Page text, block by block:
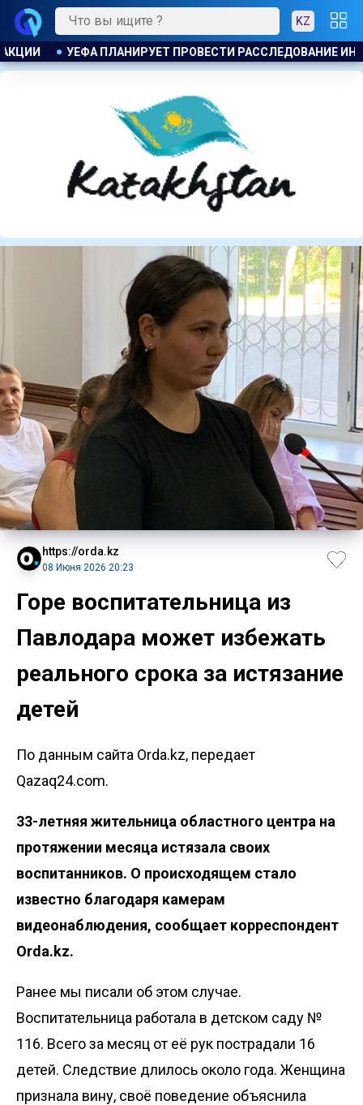
KZ
ИНИЦИАТИВЫ ФИФА ПО ПРОДАЖЕ
https://orda.kz
08 Июня 2026 20:23
Горе воспитательница из
Павлодара может избежать
реального срока за истязание
детей
По данным сайта Orda.kz, передает
Qazaq24.com.
33-летняя жительница областного центра на
протяжении месяца истязала своих
воспитанников. О происходящем стало
известно благодаря камерам
видеонаблюдения, сообщает корреспондент
Orda.kz.
Ранее мы писали об этом случае.
Воспитательница работала в детском саду №
116. Всего за месяц от её рук пострадали 16
детей. Следствие длилось около года. Женщина
признала вину, своё поведение объяснила